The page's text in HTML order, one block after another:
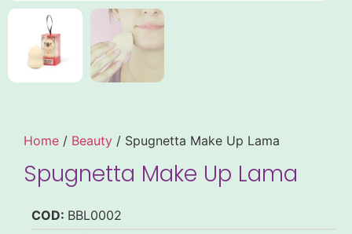
Home / Beauty / Spugnetta Make Up Lama
Spugnetta Make Up Lama
COD: BBL0002